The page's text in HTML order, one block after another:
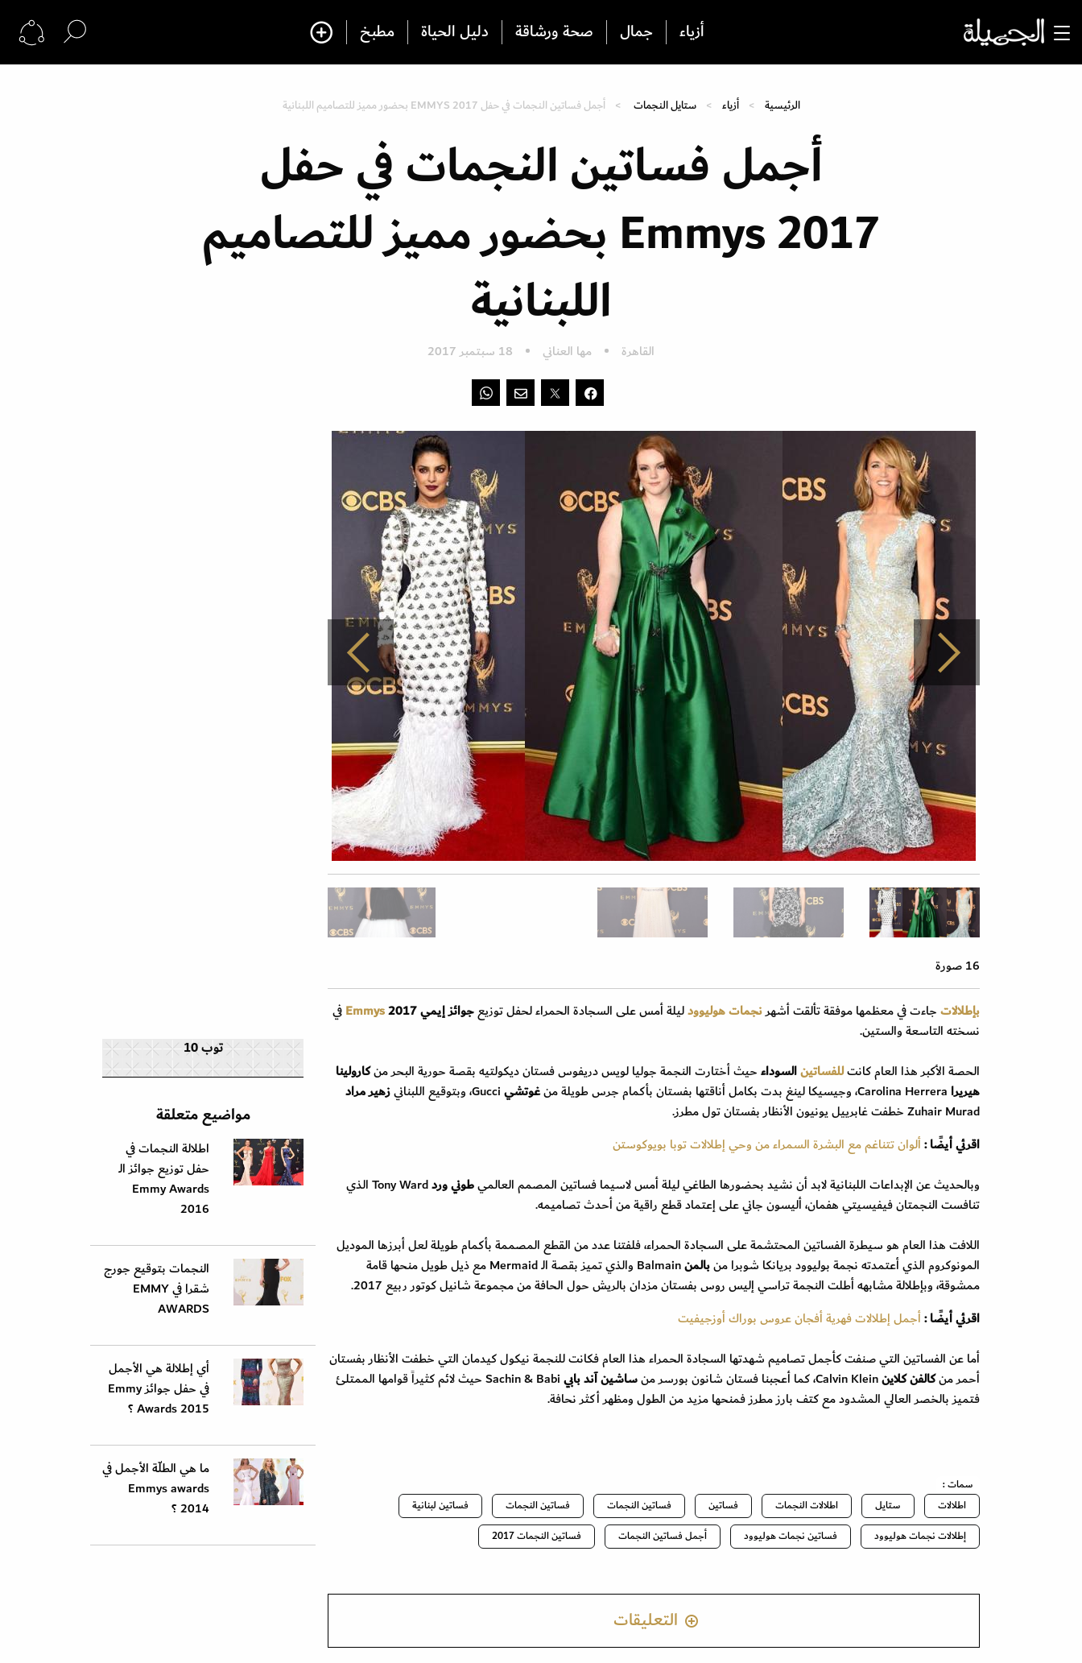
أزياء جمال صحة ورشاقة دليل الحياة مطبخ
الرئيسية أزياء ستايل النجمات أجمل فساتين النجمات في حفل EMMYS 2017 بحضور مميز للتصاميم اللبنانية
أجمل فساتين النجمات في حفل
Emmys 2017 بحضور مميز للتصاميم
اللبنانية
القاهرة مها العناني 18 سبتمبر 2017
16 صورة
بإطلالاتجاءت في معظمها موفقة تألقت أشهرنجمات هوليوودليلة أمس على السجادة الحمراء لحفل توزيعجوائز إيمي Emmys2017
في
نسخته التاسعة والستين.
الحصة الأكبر هذا العام كانتللفساتينالسوداءحيث أختارت النجمة جوليا لويس دريفوس فستان ديكولتيه بقصة حورية البحر منكارولينا
هيريرا
غوتشي
زهير مراد
Zuhair Murad خطفت غابرييل يونيون الأنظار بفستان تول مطرز.
اقرئي أيضًا :ألوان تتناغم مع البشرة السمراء من وحي إطلالات توبا بويوكوستن
وبالحديث عن الإبداعات اللبنانية لابد أن نشيد بحضورها الطاغي ليلة أمس لاسيما فساتين المصمم العالميطوني ورد
Tony Ward الذي
تنافست النجمتان فيفيسيتي هفمان، أليسون جاني على إعتماد قطع راقية من أحدث تصاميمه.
اللافت هذا العام هو سيطرة الفساتين المحتشمة على السجادة الحمراء، فلفتنا عدد من القطع المصممة بأكمام طويلة لعل أبرزها الموديل
المونوكروم الذي أعتمدته نجمة بوليوود بريانكا شوبرا منبالمن
Balmain والذي تميز بقصة الـ Mermaid مع ذيل طويل منحها قامة
ممشوقة، وبإطلالة مشابهه أطلت النجمة تراسي إليس روس بفستان مزدان بالريش حول الحافة من مجموعة شانيل كوتور ربيع 2017.
اقرئي أيضًا :أجمل إطلالات فهرية أفجان عروس بوراك أوزجيفيت
أما عن الفساتين التي صنفت كأجمل تصاميم شهدتها السجادة الحمراء هذا العام فكانت للنجمة نيكول كيدمان التي خطفت الأنظار بفستان
أحمر منكالفن كلاين ساشين آند بابي
Sachin & Babi حيث لائم كثيراً قوامها الممتلئ
فتميز بالخصر العالي المشدود مع كتف بارز مطرز فمنحها مزيد من الطول ومظهر أكثر نحافة.
سمات :
اطلالات
ستايل اطلالات النجمات فساتين فساتين النجمات فساتين النجمات
فساتين لبنانية
إطلالات نجمات هوليوود
فساتين نجمات هوليوود أجمل فساتين النجمات فساتين النجمات 2017
التعليقات
توب 10
مواضيع متعلقة
اطلالة النجمات في
حفل توزيع جوائز الـ
Emmy Awards
2016
النجمات بتوقيع جورج
شقرا في EMMY
AWARDS
أي إطلالة هي الأجمل
في حفل جوائز Emmy
Awards 2015 ؟
ما هي الطلّة الأجمل في
Emmys awards
2014 ؟